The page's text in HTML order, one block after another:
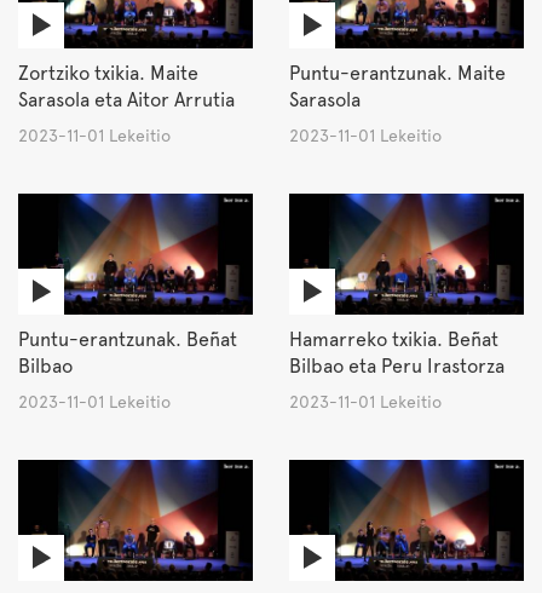
Zortziko txikia. Maite
Sarasola eta Aitor Arrutia
2023-11-01 Lekeitio
Puntu-erantzunak. Maite
Sarasola
2023-11-01 Lekeitio
Puntu-erantzunak. Beñat
Bilbao
2023-11-01 Lekeitio
Hamarreko txikia. Beñat
Bilbao eta Peru Irastorza
2023-11-01 Lekeitio